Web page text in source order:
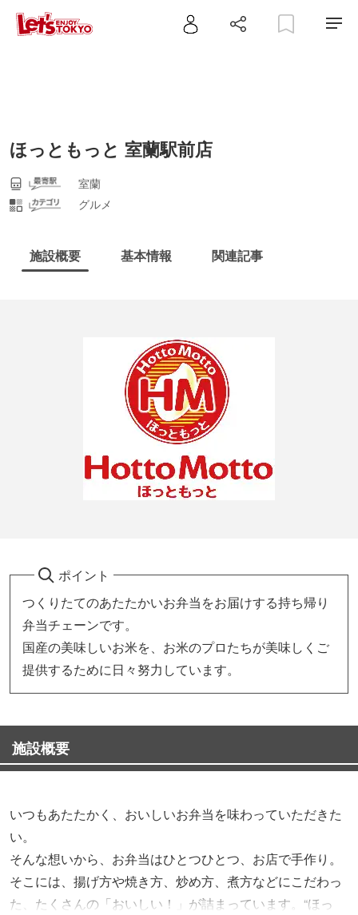
ほっともっと 室蘭駅前店
室蘭
グルメ
施設概要 基本情報 関連記事
ポイント
つくりたてのあたたかいお弁当をお届けする持ち帰り
弁当チェーンです。
国産の美味しいお米を、お米のプロたちが美味しくご
提供するために日々努力しています。
施設概要
いつもあたたかく、おいしいお弁当を味わっていただきた
い。
そんな想いから、お弁当はひとつひとつ、お店で手作り。
そこには、揚げ方や焼き方、炒め方、煮方などにこだわっ
た、たくさんの「おいしい！」が詰まっています。“ほっ